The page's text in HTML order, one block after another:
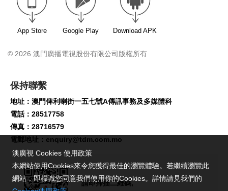
App Store Google Play Download APK
© 2026 澳門廣播電視股份有限公司版權所有
保持聯繫
地址：澳門俾利喇街一五七號A傳訊事務及多媒體科
電話：28517758
傳真：28716579
電郵地址： enquiry@tdm.com.mo
請即掃描二維碼,
澳廣視 Cookies 使用政策
本網站使用Cookies來令您獲得最佳的瀏覽體驗。若繼續瀏覽此
網站，即標識您同意我們使用你的Cookies。詳情請見我們的